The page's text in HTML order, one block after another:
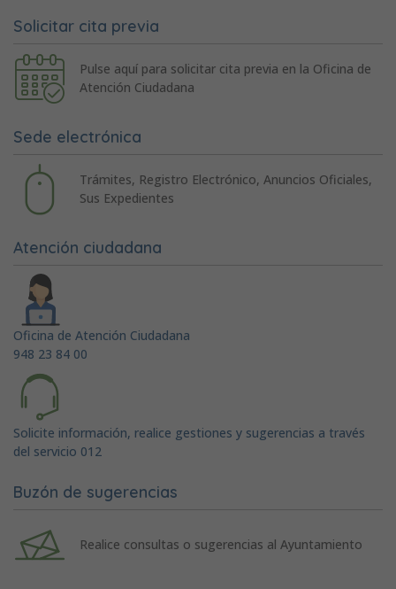
Solicitar cita previa
Pulse aquí para solicitar cita previa en la Oficina de
Atención Ciudadana
Sede electrónica
Trámites, Registro Electrónico, Anuncios Oficiales,
Sus Expedientes
Atención ciudadana
Oficina de Atención Ciudadana
948 23 84 00
Solicite información, realice gestiones y sugerencias a través
del servicio 012
Buzón de sugerencias
Realice consultas o sugerencias al Ayuntamiento